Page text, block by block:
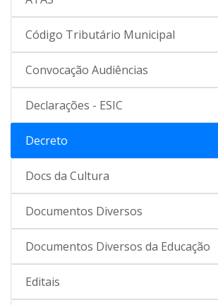
Código Tributário Municipal
Convocação Audiências
Declarações - ESIC
Decreto
Docs da Cultura
Documentos Diversos
Documentos Diversos da Educação
Editais